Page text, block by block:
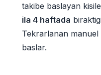
takibe baslayan
ila 4 haftada
Tekrarlanan
baslar.